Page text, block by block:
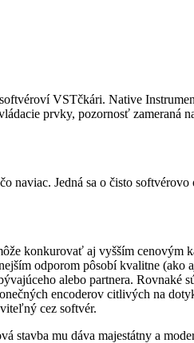
VSTčkári. Native
prvky, pozornosť zameraná
Jedná sa o čisto softvérovo
konkurovať aj vyšším cenovým
odporom pôsobí kvalitne (ako
alebo partnera. Rovnaké
encoderov citlivých na
cez softvér.
stavba mu dáva majestátny a